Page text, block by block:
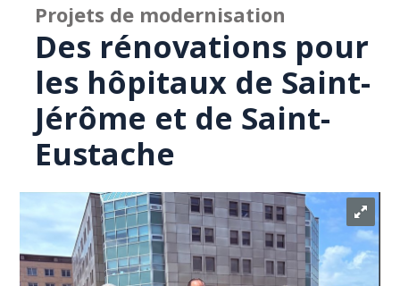
Projets de modernisation
Des rénovations pour
les hôpitaux de Saint-
Jérôme et de Saint-
Eustache